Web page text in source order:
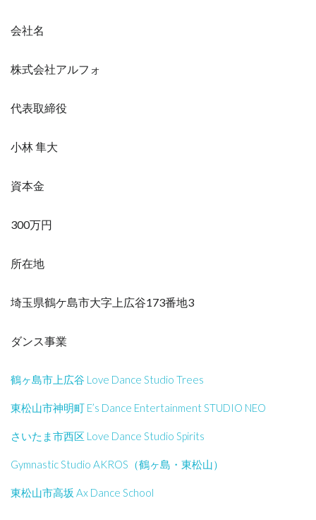
会社名
株式会社アルフォ
代表取締役
小林 隼大
資本金
300万円
所在地
埼玉県鶴ケ島市大字上広谷173番地3
ダンス事業
鶴ヶ島市上広谷 Love Dance Studio Trees
東松山市神明町 E’s Dance Entertainment STUDIO NEO
さいたま市西区 Love Dance Studio Spirits
Gymnastic Studio AKROS（鶴ヶ島・東松山）
東松山市高坂 Ax Dance School